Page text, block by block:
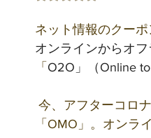
ネット情報のクー
オンラインからオ
「 O2O」（Online
今、アフターコロ
「OMO」。オンラ